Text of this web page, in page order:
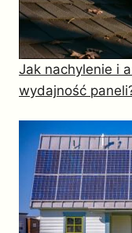
Jak nachylenie i
wydajność